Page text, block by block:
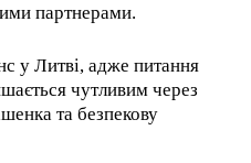
партнерами.
у Литві, адже питання
чутливим через
та безпекову